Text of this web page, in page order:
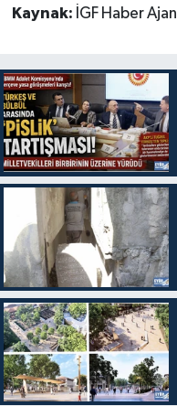
Kaynak: İGF Haber